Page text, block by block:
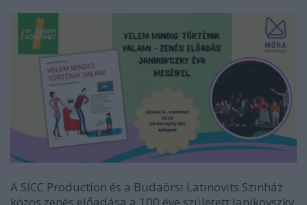
A SICC Production és a Budaörsi Latinovits Színház
közös zenés előadása a 100 éve született Janikovszky